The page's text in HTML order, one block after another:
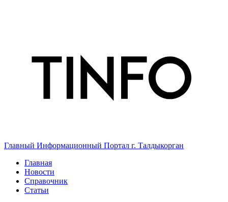
Главный Информационный Портал г. Талдыкорган
Главная
Новости
Справочник
Статьи